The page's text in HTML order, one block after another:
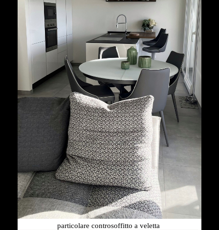
particolare controsoffitto a veletta